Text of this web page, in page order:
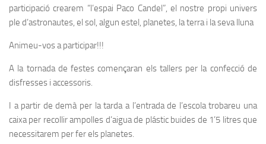
participació crearem “l’espai Paco Candel”, el nostre propi univers
ple d’astronautes, el sol, algun estel, planetes, la terra i la seva lluna
Animeu-vos a participar!!!
A la tornada de festes començaran els tallers per la confecció de
disfresses i accessoris.
I a partir de demà per la tarda a l’entrada de l’escola trobareu una
caixa per recollir ampolles d’aigua de plástic buides de 1’5 litres que
necessitarem per fer els planetes.